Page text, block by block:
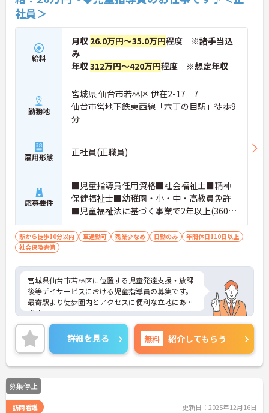
社員＞
給料
月収 26.0万円～35.0万円程度 ※諸手当込
み
年収312万円～420万円程度 ※想定年収
勤務地
宮城県 仙台市若林区 伊在2-17－7
仙台市営地下鉄東西線「六丁の目駅」徒歩9
分
雇用形態 正社員(正職員)
応募要件
■児童指導員任用資格■社会福祉士■精神
保健福祉士■幼稚園・小・中・高教員免許
■児童福祉法に基づく事業で2年以上(360日
以上)、最終学歴が中卒の場合は3年以上(54
0日以上)の実務経験■大学・大学院におい
普通自動車運転免許必須(AT限定可)
駅から徒歩10分以内 車通勤可 残業少なめ 日勤のみ
年間休日110日以上
社会保険完備
宮城県仙台市若林区に位置する児童発達支援・放課
後等デイサービスにおける児童指導員の募集です。
最寄駅より徒歩圏内とアクセスに便利な立地にあり
ます。
年間休日は110日もあり、プライベートを大切にし
ながらご勤務いただけます。また、研修制度が充実
しています。業務に不安がある方も安心してご勤務
いただけます。
ご興味のある方には、面接対策ポイントなど、さら
に詳細をご案内しますのでお気軽にご相談くださ
い！
詳細を見る 無料 紹介してもらう
募集停止
訪問看護 更新日：2025年12月16日